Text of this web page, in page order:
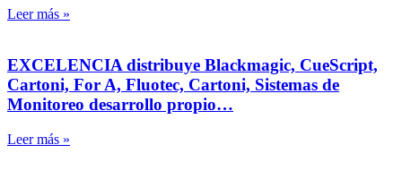
Leer más »
EXCELENCIA distribuye Blackmagic, CueScript,
Cartoni, For A, Fluotec, Cartoni, Sistemas de
Monitoreo desarrollo propio…
Leer más »